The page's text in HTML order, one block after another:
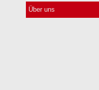
Über uns